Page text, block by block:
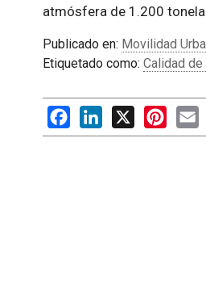
atmósfera de 1.200
Publicado en: Movilidad
Etiquetado como: Calidad de
FacebookLinkedIn
X